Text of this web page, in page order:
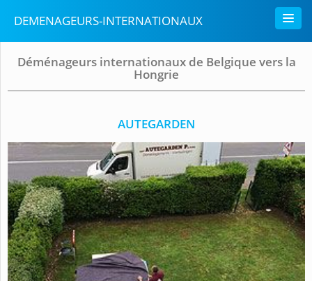
DEMENAGEURS-INTERNATIONAUX
Déménageurs internationaux de Belgique vers la
Hongrie
AUTEGARDEN